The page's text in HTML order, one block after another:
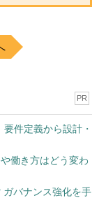
ているのを、よく
しょうか。
どの動画を見てい
のものも見ていま
PR
件定義から設計・
働き方はどう変わ
バナンス強化を手